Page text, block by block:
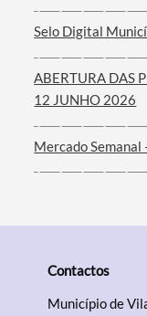
Filtros
Selo Digital
ABERTURA DAS
12 JUNHO 2026
Mercado Semanal
Contactos
Município de